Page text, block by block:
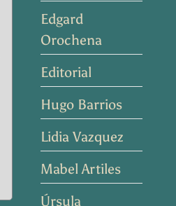
Edgard
Orochena
Editorial
Hugo Barrios
Lidia Vazquez
Mabel Artiles
Úrsula